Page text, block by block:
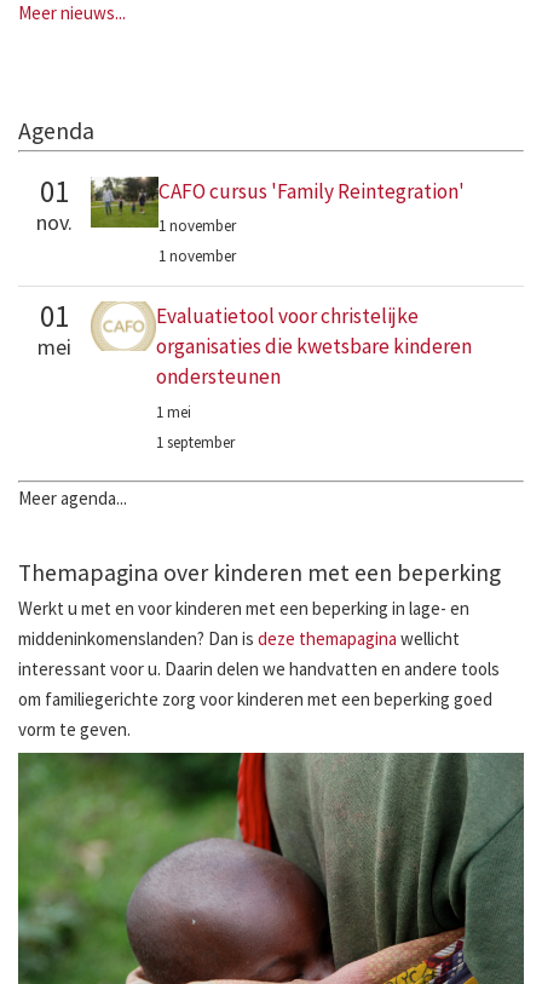
Meer nieuws...
Agenda
01
nov.
CAFO cursus 'Family Reintegration'
1 november
1 november
01
mei
Evaluatietool voor christelijke
organisaties die kwetsbare kinderen
ondersteunen
1 mei
1 september
Meer agenda...
Themapagina over kinderen met een beperking
Werkt u met en voor kinderen met een beperking in lage- en
middeninkomenslanden? Dan is deze themapagina wellicht
interessant voor u. Daarin delen we handvatten en andere tools
om familiegerichte zorg voor kinderen met een beperking goed
vorm te geven.